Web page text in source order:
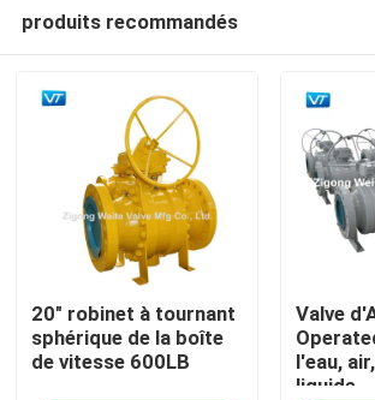
Maison
Produits
produits recommandés
20" robinet à tournant
sphérique de la boîte
de vitesse 600LB
Valve
l'eau,
liquide